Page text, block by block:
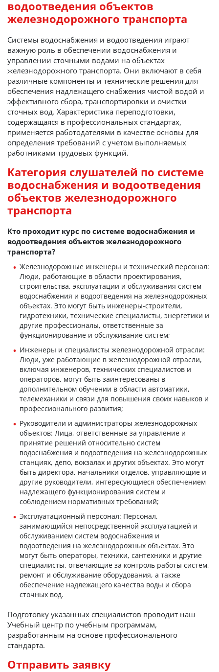
водоотведения объектов
железнодорожного транспорта
Системы водоснабжения и водоотведения играют
важную роль в обеспечении водоснабжения и
управлении сточными водами на объектах
железнодорожного транспорта. Они включают в себя
различные компоненты и технические решения для
обеспечения надлежащего снабжения чистой водой и
эффективного сбора, транспортировки и очистки
сточных вод. Характеристика переподготовки,
содержащаяся в профессиональных стандартах,
применяется работодателями в качестве основы для
определения требований с учетом выполняемых
работниками трудовых функций.
Категория слушателей по системе
водоснабжения и водоотведения
объектов железнодорожного
транспорта
Кто проходит курс по системе водоснабжения и
водоотведения объектов железнодорожного
транспорта?
Железнодорожные инженеры и технический персонал:
Люди, работающие в области проектирования,
строительства, эксплуатации и обслуживания систем
водоснабжения и водоотведения на железнодорожных
объектах. Это могут быть инженеры-строители,
гидротехники, технические специалисты, энергетики и
другие профессионалы, ответственные за
функционирование и обслуживание систем;
Инженеры и специалисты железнодорожной отрасли:
Люди, уже работающие в железнодорожной отрасли,
включая инженеров, технических специалистов и
операторов, могут быть заинтересованы в
дополнительном обучении в области автоматики,
телемеханики и связи для повышения своих навыков и
профессионального развития;
Руководители и администраторы железнодорожных
объектов: Лица, ответственные за управление и
принятие решений относительно систем
водоснабжения и водоотведения на железнодорожных
станциях, депо, вокзалах и других объектах. Это могут
быть директора, начальники отделов, управляющие и
другие руководители, интересующиеся обеспечением
надлежащего функционирования систем и
соблюдением нормативных требований;
Эксплуатационный персонал: Персонал,
занимающийся непосредственной эксплуатацией и
обслуживанием систем водоснабжения и
водоотведения на железнодорожных объектах. Это
могут быть операторы, техники, сантехники и другие
специалисты, отвечающие за контроль работы систем,
ремонт и обслуживание оборудования, а также
обеспечение надлежащего качества воды и сбора
сточных вод.
Подготовку указанных специалистов проводит наш
Учебный центр по учебным программам,
разработанным на основе профессионального
стандарта.
Отправить заявку